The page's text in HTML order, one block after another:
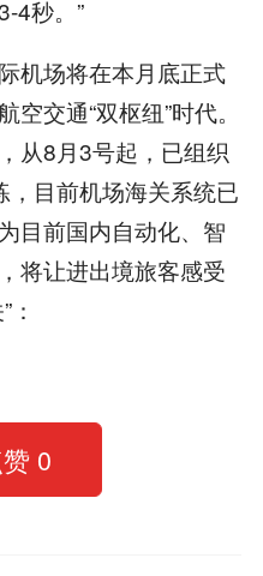
4秒。”
场将在本月底正式
交通“双枢纽”时代。
从8月3号起，已组织
目前机场海关系统已
目前国内自动化、智
将让进出境旅客感受
0